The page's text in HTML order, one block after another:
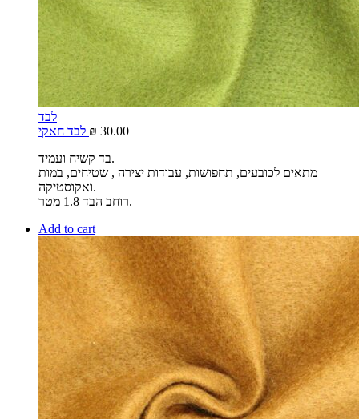
לבד
₪ 30.00
בד קשיח ועמיד.
מתאים לכובעים, תחפושות, עבודות יצירה , שטיחים, במות
ואקוסטיקה.
רוחב הבד 1.8 מטר.
Add to cart